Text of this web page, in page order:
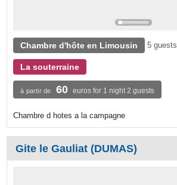
Chambre d'hôte en Limousin 5 guests
La souterraine
à partir de 60 euros for 1 night 2 guests
Chambre d hotes a la campagne
Gite le Gauliat (DUMAS)